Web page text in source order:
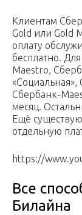
Клиентам
Gold или Gold
оплату
бесплатно.
Maestro,
«Социальная»,
Сбербанк-
месяц.
Ещё
отдельную
https://
Все
Билайна